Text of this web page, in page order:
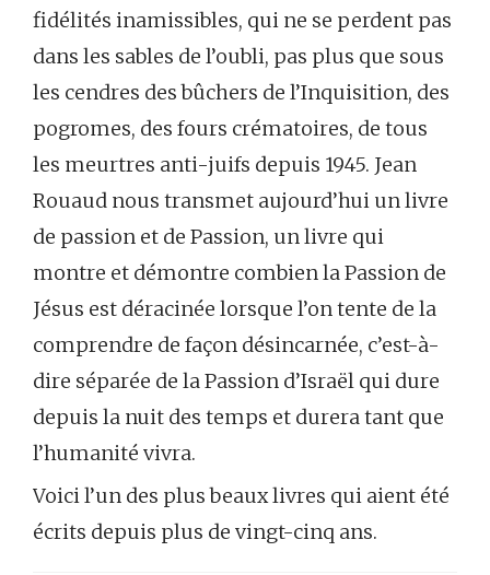
fidélités inamissibles, qui ne se perdent pas
dans les sables de l’oubli, pas plus que sous
les cendres des bûchers de l’Inquisition, des
pogromes, des fours crématoires, de tous
les meurtres anti-juifs depuis 1945. Jean
Rouaud nous transmet aujourd’hui un livre
de passion et de Passion, un livre qui
montre et démontre combien la Passion de
Jésus est déracinée lorsque l’on tente de la
comprendre de façon désincarnée, c’est-à-
dire séparée de la Passion d’Israël qui dure
depuis la nuit des temps et durera tant que
l’humanité vivra.
Voici l’un des plus beaux livres qui aient été
écrits depuis plus de vingt-cinq ans.